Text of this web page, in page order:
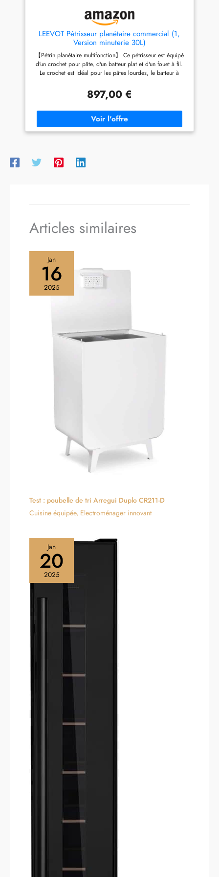
LEEVOT Pétrisseur planétaire commercial (1,
Version minuterie 30L)
【Pétrin planétaire multifonction】 Ce pétrisseur est équipé
d'un crochet pour pâte, d'un batteur plat et d'un fouet à fil.
Le crochet est idéal pour les pâtes lourdes, le batteur à
d'œufs. C'est votre parfait allié commercial.
897,00 €
Articles similaires
Jan
16
2025
Test : poubelle de tri Arregui Duplo CR211-D
Cuisine équipée, Electroménager innovant
Jan
20
2025